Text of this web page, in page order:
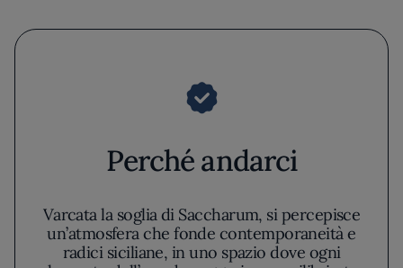
Perché andarci
Varcata la soglia di Saccharum, si percepisce
un’atmosfera che fonde contemporaneità e
radici siciliane, in uno spazio dove ogni